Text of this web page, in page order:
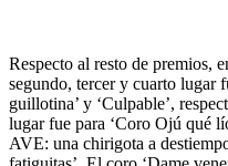
Respecto al resto de premios,
segundo, tercer y cuarto lugar
guillotina’ y ‘Culpable’,
lugar fue para ‘Coro Ojú qué
AVE: una chirigota a